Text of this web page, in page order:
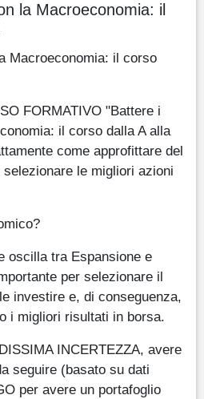
la Macroeconomia: il
Macroeconomia: il corso
FORMATIVO "Battere i
il corso dalla A alla
come approfittare del
le migliori azioni
oscilla tra Espansione e
per selezionare il
investire e, di conseguenza,
i migliori risultati in borsa.
INCERTEZZA, avere
seguire (basato su dati
per avere un portafoglio